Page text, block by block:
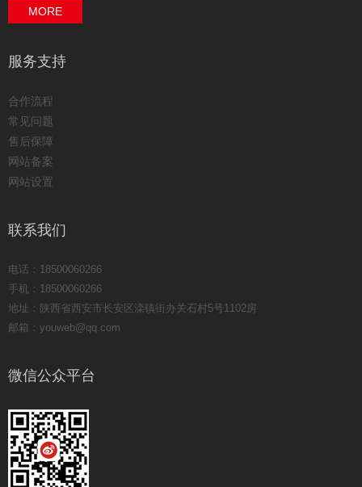
MORE
服务支持
合作流程
常见问题
售后保障
网站备案
网站设置
联系我们
电话：18500060266
手机：18500060266
地址：陕西省西安市长安区滦镇街办关石村5号1102房
邮箱：youweb@qq.com
微信公众平台